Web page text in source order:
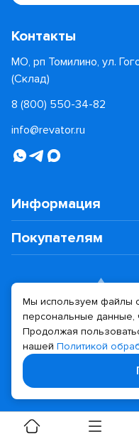
Контакты
МО, рп Томилино, ул.
(Склад)
8 (800) 550-34-82
info@revator.ru
Информация
Покупателям
Политика
Дизайн сайта
Мы используем файлы
персональные данные,
Продолжая
нашей Политикой